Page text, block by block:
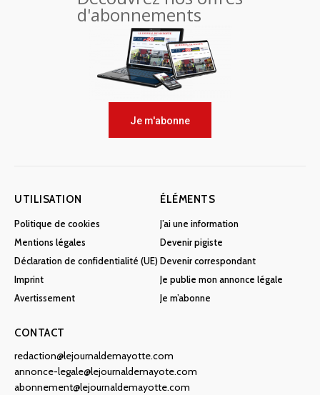
d'abonnements
Je m'abonne
UTILISATION
Politique de cookies
Mentions légales
Déclaration de confidentialité (UE)
Imprint
Avertissement
ÉLÉMENTS
J’ai une information
Devenir pigiste
Devenir correspondant
Je publie mon annonce légale
Je m’abonne
CONTACT
redaction@lejournaldemayotte.com
annonce-legale@lejournaldemayote.com
abonnement@lejournaldemayotte.com